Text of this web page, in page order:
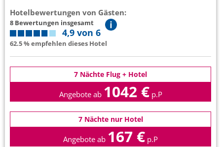
Hotelbewertungen von Gästen:
8 Bewertungen insgesamt
4,9 von 6
62.5 % empfehlen dieses Hotel
7 Nächte Flug + Hotel
Angebote ab 1042 € p.P
7 Nächte nur Hotel
Angebote ab 167 € p.P